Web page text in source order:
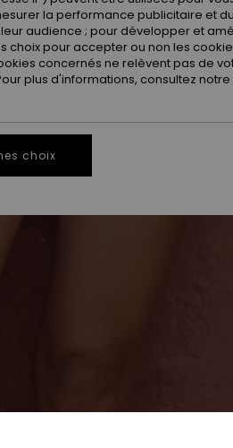
la performance publicitaire et
audience ; pour développer et
choix pour accepter ou non les
concernés ne relèvent pas de
plus d'informations, consultez notre
choix